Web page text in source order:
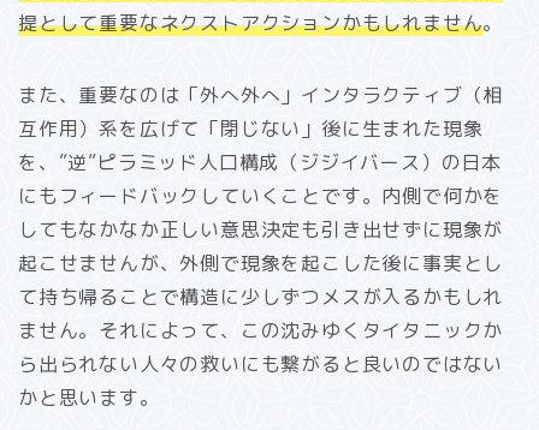
提として重要なネクストアクションかもしれません。
また、重要なのは「外へ外へ」インタラクティブ（相
互作用）系を広げて「閉じない」後に生まれた現象
を、”逆”ピラミッド人口構成（ジジイバース）の日本
にもフィードバックしていくことです。内側で何かを
してもなかなか正しい意思決定も引き出せずに現象が
起こせませんが、外側で現象を起こした後に事実とし
て持ち帰ることで構造に少しずつメスが入るかもしれ
ません。それによって、この沈みゆくタイタニックか
ら出られない人々の救いにも繋がると良いのではない
かと思います。